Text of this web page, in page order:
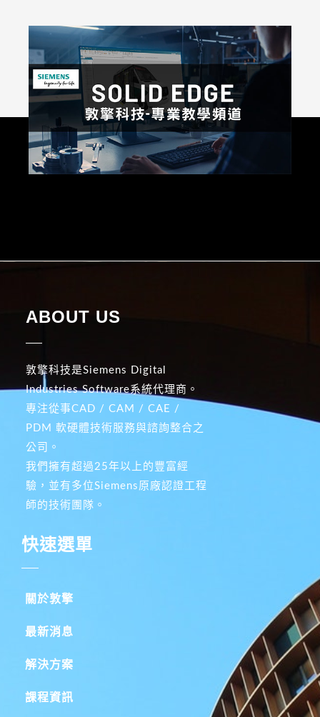
ABOUT US
敦擎科技是Siemens Digital
Industries Software系統代理商。
專注從事CAD / CAM / CAE /
PDM 軟硬體技術服務與諮詢整合之
公司。
我們擁有超過25年以上的豐富經
驗，並有多位Siemens原廠認證工程
師的技術團隊。
快速選單
關於敦擎
最新消息
解決方案
課程資訊